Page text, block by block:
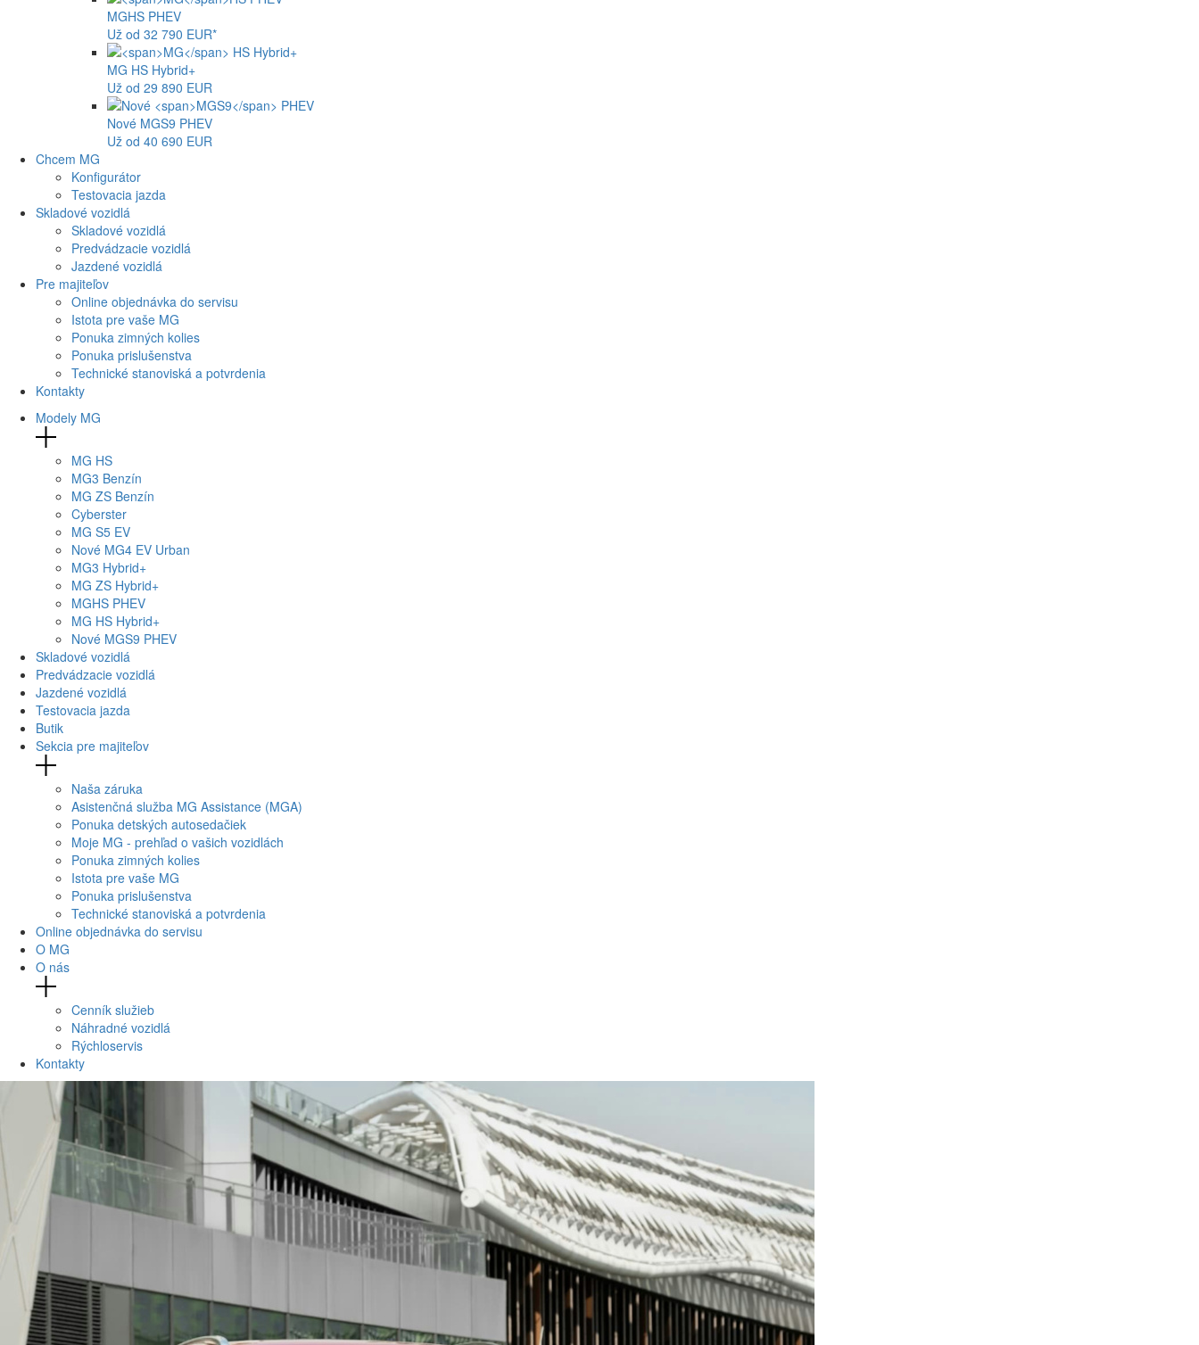
MGHS PHEV
Už od 32 790 EUR*
MG HS Hybrid+
Už od 29 890 EUR
Nové MGS9 PHEV
Už od 40 690 EUR
Chcem MG
Konfigurátor
Testovacia jazda
Skladové vozidlá
Skladové vozidlá
Predvádzacie vozidlá
Jazdené vozidlá
Pre majiteľov
Online objednávka do servisu
Istota pre vaše MG
Ponuka zimných kolies
Ponuka prislušenstva
Technické stanoviská a potvrdenia
Kontakty
Modely MG
MG HS
MG3 Benzín
MG ZS Benzín
Cyberster
MG S5 EV
Nové MG4 EV Urban
MG3 Hybrid+
MG ZS Hybrid+
MGHS PHEV
MG HS Hybrid+
Nové MGS9 PHEV
Skladové vozidlá
Predvádzacie vozidlá
Jazdené vozidlá
Testovacia jazda
Butik
Sekcia pre majiteľov
Naša záruka
Asistenčná služba MG Assistance (MGA)
Ponuka detských autosedačiek
Moje MG - prehľad o vašich vozidlách
Ponuka zimných kolies
Istota pre vaše MG
Ponuka prislušenstva
Technické stanoviská a potvrdenia
Online objednávka do servisu
O MG
O nás
Cenník služieb
Náhradné vozidlá
Rýchloservis
Kontakty